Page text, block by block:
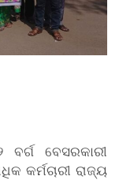
ବେସରକାରୀ
କର୍ମଚାରୀ ରାଜ୍ୟ